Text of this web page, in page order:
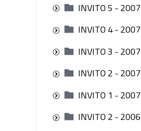
INVITO 5 - 2007
INVITO 4 - 2007
INVITO 3 - 2007
INVITO 2 - 2007
INVITO 1 - 2007
INVITO 2 - 2006